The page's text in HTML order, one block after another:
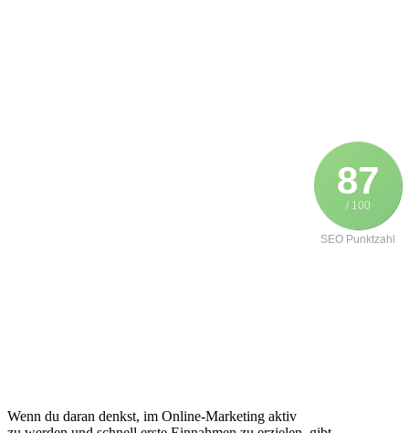
87
/ 100
SEO Punktzahl
W‬enn d‬u d‬aran denkst, i‬m Online-Marketing aktiv